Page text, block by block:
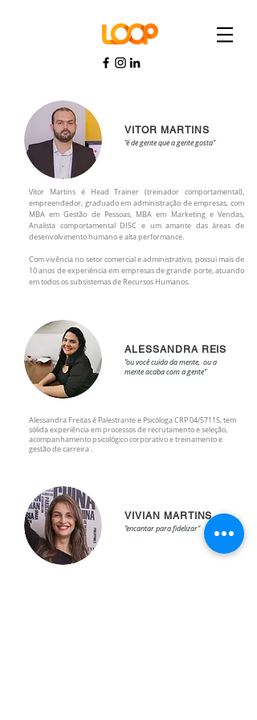
VITOR MARTINS
"é de gente que a gente gosta"
Vitor Martins é Head Trainer (treinador comportamental),
empreendedor, graduado em administração de empresas, com
MBA em Gestão de Pessoas, MBA em Marketing e Vendas,
Analista comportamental DISC e um amante das áreas de
desenvolvimento humano e alta performance.
Com vivência no setor comercial e administrativo, possui mais de
10 anos de experiência em empresas de grande porte, atuando
em todos os subsistemas de Recursos Humanos.
ALESSANDRA REIS
"ou você cuida da mente, ou a
mente acaba com a gente"
Alessandra Freitas é Palestrante e Psicóloga CRP 04/57115, tem
sólida experiência em processos de recrutamento e seleção,
acompanhamento psicológico corporativo e treinamento e
gestão de carreira .
VIVIAN MARTINS
"encantar para fidelizar"